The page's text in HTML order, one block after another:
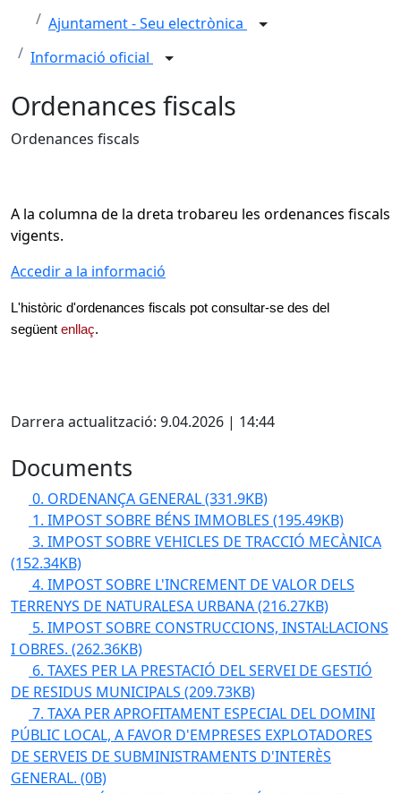
Ajuntament - Seu electrònica
Informació oficial
Ordenances fiscals
Ordenances fiscals
A la columna de la dreta trobareu les ordenances fiscals
vigents.
Accedir a la informació
L'històric d'ordenances fiscals pot consultar-se des del
següent enllaç.
Darrera actualització: 9.04.2026 | 14:44
Documents
0. ORDENANÇA GENERAL(331.9KB)
1. IMPOST SOBRE BÉNS IMMOBLES (195.49KB)
3. IMPOST SOBRE VEHICLES DE TRACCIÓ MECÀNICA
(152.34KB)
4. IMPOST SOBRE L'INCREMENT DE VALOR DELS
TERRENYS DE NATURALESA URBANA(216.27KB)
5. IMPOST SOBRE CONSTRUCCIONS, INSTAL·LACIONS
I OBRES. (262.36KB)
6. TAXES PER LA PRESTACIÓ DEL SERVEI DE GESTIÓ
DE RESIDUS MUNICIPALS (209.73KB)
7. TAXA PER APROFITAMENT ESPECIAL DEL DOMINI
PÚBLIC LOCAL, A FAVOR D'EMPRESES EXPLOTADORES
DE SERVEIS DE SUBMINISTRAMENTS D'INTERÈS
GENERAL. (0B)